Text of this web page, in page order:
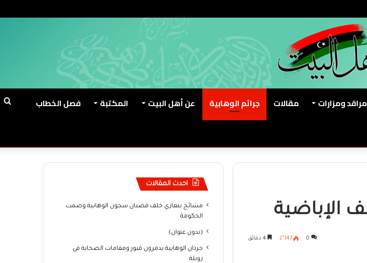
مراقد ومزارات مقالات جرائم الوهابية عن أهل البيت المكتبة
فصل الخطاب
الإباضية
0 2٬147
احدث المقالات
مشائخ بنغازي خلف قضبان سجون الوهابية وصمت
الحكومة
(بدون عنوان)
جرذان الوهابية يدمرون قبور ومقامات الصحابة في
زويلة